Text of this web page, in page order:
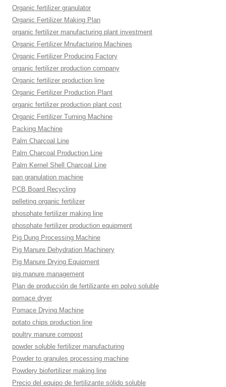
Organic fertilizer granulator
Organic Fertilizer Making Plan
organic fertilizer manufacturing plant investment
Organic Fertilizer Mnufacturing Machines
Organic Fertilizer Producing Factory
organic fertilizer production company
Organic fertilizer production line
Organic Fertilizer Production Plant
organic fertilizer production plant cost
Organic Fertilizer Turning Machine
Packing Machine
Palm Charcoal Line
Palm Charcoal Production Line
Palm Kernel Shell Charcoal Line
pan granulation machine
PCB Board Recycling
pelleting organic fertilizer
phosphate fertilizer making line
phosphate fertilizer production equipment
Pig Dung Processing Machine
Pig Manure Dehydration Machinery
Pig Manure Drying Equipment
pig manure management
Plan de producción de fertilizante en polvo soluble
pomace dryer
Pomace Drying Machine
potato chips production line
poultry manure compost
powder soluble fertilizer manufacturing
Powder to granules processing machine
Powdery biofertilizer making line
Precio del equipo de fertilizante sólido soluble